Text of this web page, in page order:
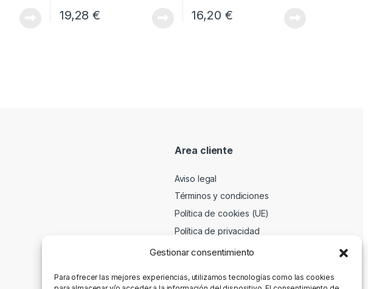
Gestionar consentimiento
Para ofrecer las mejores experiencias, utilizamos tecnologías como las cookies
19,28€ 16,20 €
Area cliente
Aviso legal
Términos y condiciones
Política de cookies (UE)
Política de privacidad